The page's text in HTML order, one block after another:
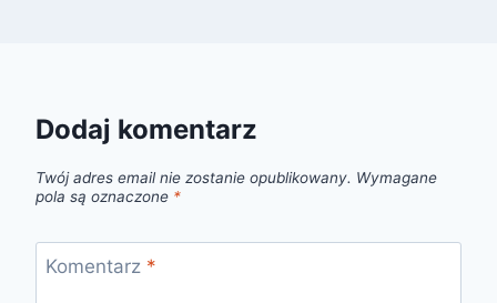
Dodaj komentarz
Twój adres email nie zostanie opublikowany. Wymagane
pola są oznaczone *
Komentarz *